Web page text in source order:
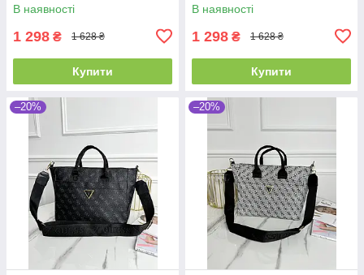
В наявності
1 298 ₴ 1 628 ₴
Купити
В наявності
1 298 ₴ 1 628 ₴
Купити
–20% –20%